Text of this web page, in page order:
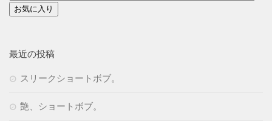
ー
ド
ス
最近の投稿
スリークショートボブ。
艶、ショートボブ。